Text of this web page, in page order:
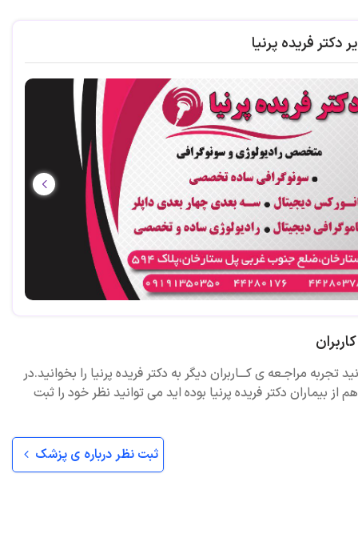
دکتر فریده پرنیا
تجربه مراجـعه ی کـــاربران دیگر به دکتر فریده پرنیا را بخوانید.در
بیماران دکتر فریده پرنیا بوده اید می توانید نظر خود را ثبت
ثبت نظر درباره ی پزشک